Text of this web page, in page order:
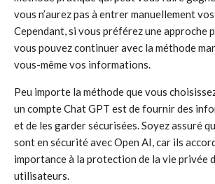
vous n’aurez pas à entrer manuellement
Cependant, si vous préférez une approche
vous pouvez continuer avec la méthode
vous-même vos informations.
Peu importe la méthode que vous
un compte Chat GPT est de fournir des
et de les garder sécurisées. Soyez assuré
sont en sécurité avec Open AI, car ils
importance à la protection de la vie privée
utilisateurs.